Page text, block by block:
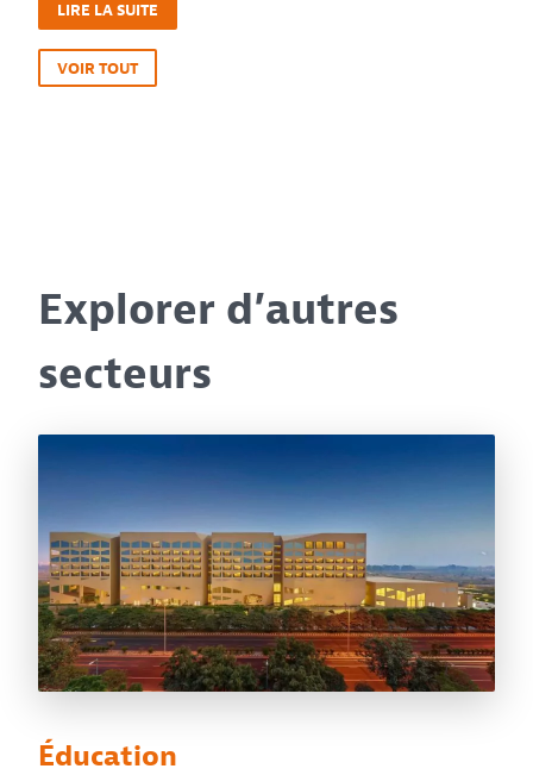
LIRE LA SUITE
VOIR TOUT
Explorer d’autres
secteurs
Éducation